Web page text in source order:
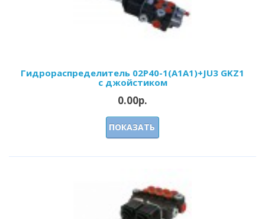
Гидрoраспределитель 02Р40-1(А1А1)+JU3 GKZ1
с джойстиком
0.00р.
ПОКАЗАТЬ